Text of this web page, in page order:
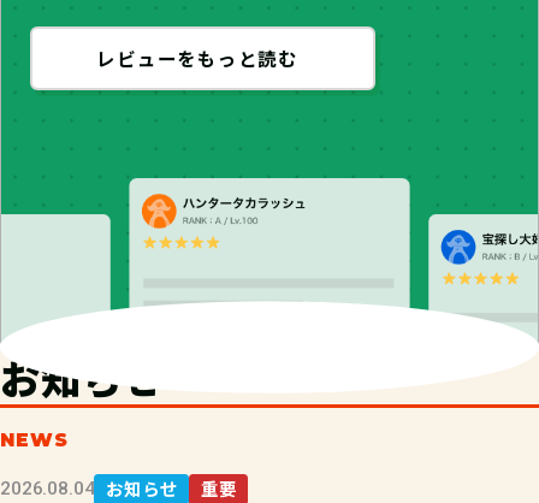
レビューをもっと読む
お知らせ
NEWS
2026.08.04 お知らせ 重要